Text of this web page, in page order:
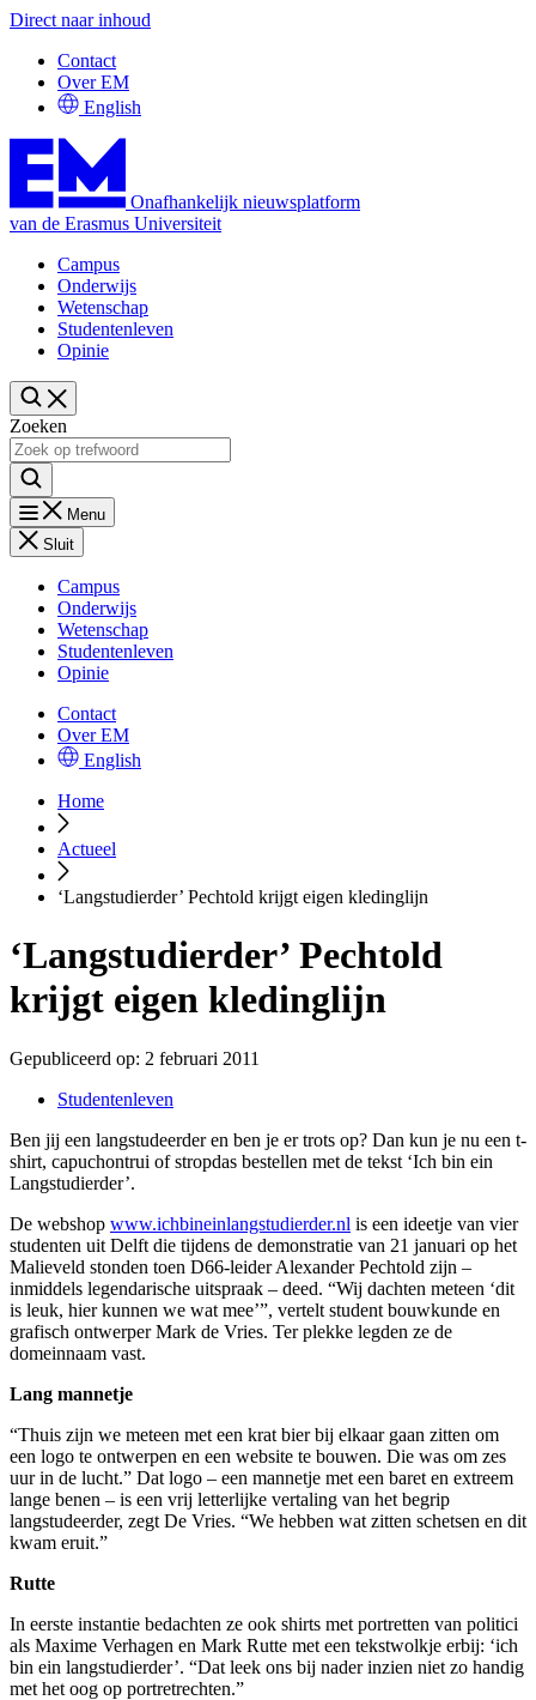
Direct naar inhoud
Contact
Over EM
English
Onafhankelijk nieuwsplatform
van de Erasmus Universiteit
Campus
Onderwijs
Wetenschap
Studentenleven
Opinie
Zoeken
Menu
Sluit
Campus
Onderwijs
Wetenschap
Studentenleven
Opinie
Contact
Over EM
English
Home
Actueel
‘Langstudierder’ Pechtold krijgt eigen kledinglijn
‘Langstudierder’ Pechtold
krijgt eigen kledinglijn
Gepubliceerd op: 2 februari 2011
Studentenleven
Ben jij een langstudeerder en ben je er trots op? Dan kun je nu een t-
shirt, capuchontrui of stropdas bestellen met de tekst ‘Ich bin ein
Langstudierder’.
De webshop www.ichbineinlangstudierder.nl is een ideetje van vier
studenten uit Delft die tijdens de demonstratie van 21 januari op het
Malieveld stonden toen D66-leider Alexander Pechtold zijn –
inmiddels legendarische uitspraak – deed. “Wij dachten meteen ‘dit
is leuk, hier kunnen we wat mee’”, vertelt student bouwkunde en
grafisch ontwerper Mark de Vries. Ter plekke legden ze de
domeinnaam vast.
Lang mannetje
“Thuis zijn we meteen met een krat bier bij elkaar gaan zitten om
een logo te ontwerpen en een website te bouwen. Die was om zes
uur in de lucht.” Dat logo – een mannetje met een baret en extreem
lange benen – is een vrij letterlijke vertaling van het begrip
langstudeerder, zegt De Vries. “We hebben wat zitten schetsen en dit
kwam eruit.”
Rutte
In eerste instantie bedachten ze ook shirts met portretten van politici
als Maxime Verhagen en Mark Rutte met een tekstwolkje erbij: ‘ich
bin ein langstudierder’. “Dat leek ons bij nader inzien niet zo handig
met het oog op portretrechten.”